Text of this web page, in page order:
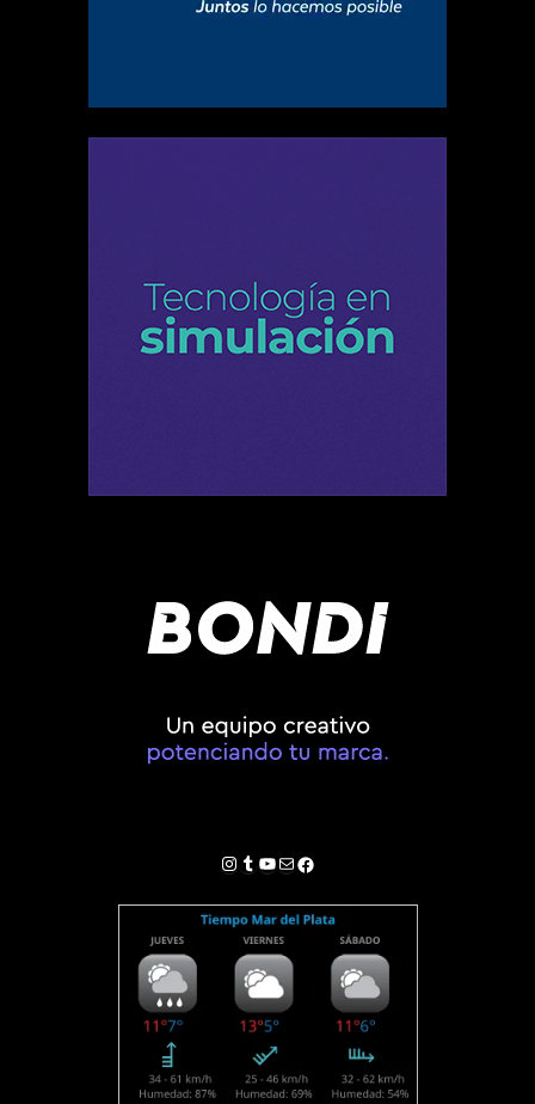
Instagram
Tumblr
YouTube
Correo electrónico
Facebook